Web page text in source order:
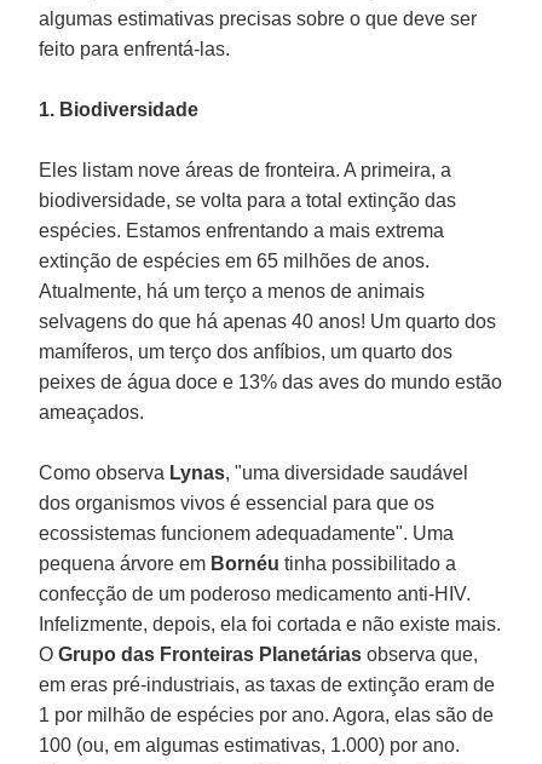
algumas estimativas precisas sobre o que deve ser
feito para enfrentá-las.
1. Biodiversidade
Eles listam nove áreas de fronteira. A primeira, a
biodiversidade, se volta para a total extinção das
espécies. Estamos enfrentando a mais extrema
extinção de espécies em 65 milhões de anos.
Atualmente, há um terço a menos de animais
selvagens do que há apenas 40 anos! Um quarto dos
mamíferos, um terço dos anfíbios, um quarto dos
peixes de água doce e 13% das aves do mundo estão
ameaçados.
Como observa Lynas, "uma diversidade saudável
dos organismos vivos é essencial para que os
ecossistemas funcionem adequadamente". Uma
pequena árvore em Bornéutinha possibilitado a
confecção de um poderoso medicamento anti-HIV.
Infelizmente, depois, ela foi cortada e não existe mais.
OGrupo das Fronteiras Planetáriasobserva que,
em eras pré-industriais, as taxas de extinção eram de
1 por milhão de espécies por ano. Agora, elas são de
100 (ou, em algumas estimativas, 1.000) por ano.